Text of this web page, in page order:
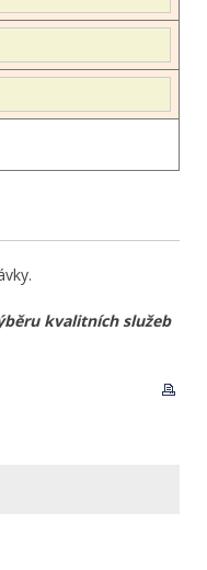
kvalitních služeb